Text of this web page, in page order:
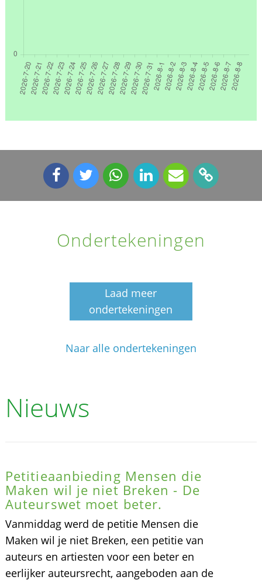
Ondertekeningen
Laad meer
ondertekeningen
Naar alle ondertekeningen
Nieuws
Petitieaanbieding Mensen die
Maken wil je niet Breken - De
Auteurswet moet beter.
Vanmiddag werd de petitie Mensen die
Maken wil je niet Breken, een petitie van
auteurs en artiesten voor een beter en
eerlijker auteursrecht, aangeboden aan de